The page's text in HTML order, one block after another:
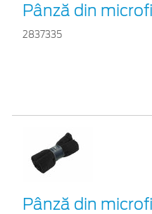
Pânză din
2837335
Pânză din